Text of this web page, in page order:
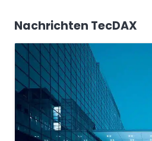
Nachrichten TecDAX